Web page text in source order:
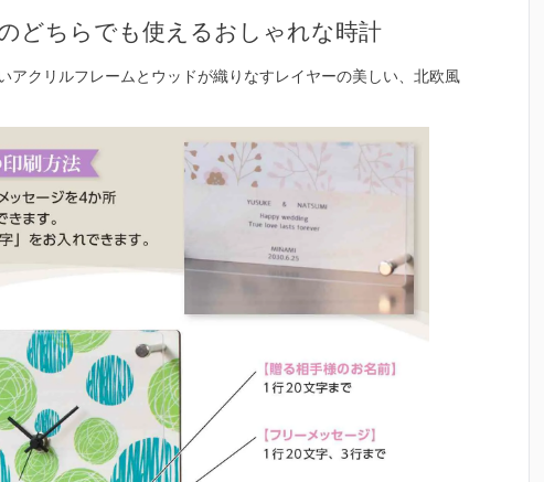
どちらでも使えるおしゃれな時計
アクリルフレームとウッドが織りなすレイヤーの美しい、北欧風